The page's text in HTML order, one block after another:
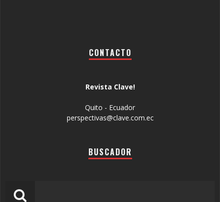
CONTACTO
Revista Clave!
Quito - Ecuador
perspectivas@clave.com.ec
BUSCADOR